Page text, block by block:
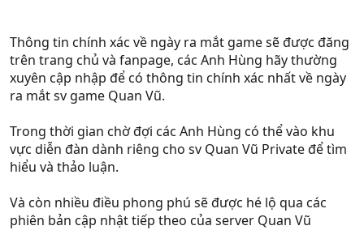
Thông tin chính xác về ngày ra mắt game sẽ được đăng
trên trang chủ và fanpage, các Anh Hùng hãy thường
xuyên cập nhập để có thông tin chính xác nhất về ngày
ra mắt sv game Quan Vũ.
Trong thời gian chờ đợi các Anh Hùng có thể vào khu
vực diễn đàn dành riêng cho sv Quan Vũ Private để tìm
hiểu và thảo luận.
Và còn nhiều điều phong phú sẽ được hé lộ qua các
phiên bản cập nhật tiếp theo của server Quan Vũ